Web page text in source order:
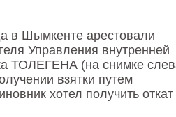
в Шымкенте арестовали
Управления внутренней
ТОЛЕГЕНА (на снимке
взятки путем
хотел получить откат